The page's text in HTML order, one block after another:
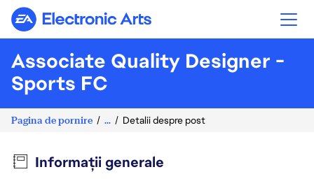
Electronic Arts
Associate Quality Designer -
Sports FC
Pagina de pornire ... Detalii despre post
Informații generale